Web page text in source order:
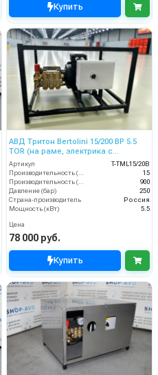
Купить
АВД Тритон Bertolini 15/200 BP 5.5
TOR (на раме, электрика с
теплозащитой)
Артикул
T-TML15/20B
15
900
Давление (бар)
250
Страна-производитель
Россия
Мощность (кВт)
5.5
Цена
78 000 руб.
Купить